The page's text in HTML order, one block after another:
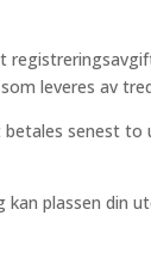
leveres av
senest
kan plassen din